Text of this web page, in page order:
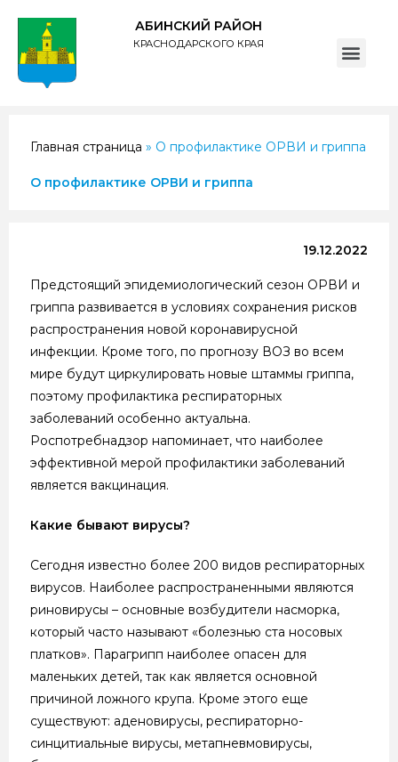
АБИНСКИЙ РАЙОН
КРАСНОДАРСКОГО КРАЯ
Главная страница » О профилактике ОРВИ и гриппа
О профилактике ОРВИ и гриппа
19.12.2022
Предстоящий эпидемиологический сезон ОРВИ и
гриппа развивается в условиях сохранения рисков
распространения новой коронавирусной
инфекции. Кроме того, по прогнозу ВОЗ во всем
мире будут циркулировать новые штаммы гриппа,
поэтому профилактика респираторных
заболеваний особенно актуальна.
Роспотребнадзор напоминает, что наиболее
эффективной мерой профилактики заболеваний
является вакцинация.
Какие бывают вирусы?
Сегодня известно более 200 видов респираторных
вирусов. Наиболее распространенными являются
риновирусы – основные возбудители насморка,
который часто называют «болезнью ста носовых
платков». Парагрипп наиболее опасен для
маленьких детей, так как является основной
причиной ложного крупа. Кроме этого еще
существуют: аденовирусы, респираторно-
синцитиальные вирусы, метапневмовирусы,